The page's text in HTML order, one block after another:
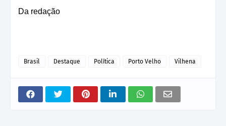
Da redação
Brasil Destaque Política Porto Velho Vilhena